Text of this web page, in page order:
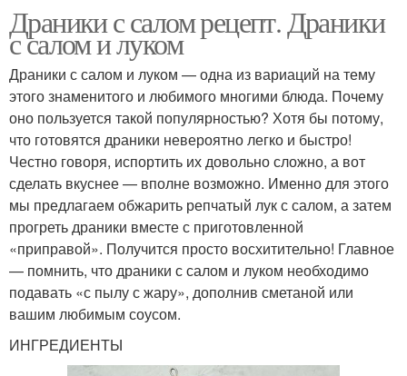
Драники с салом рецепт. Драники
с салом и луком
Драники с салом и луком — одна из вариаций на тему
этого знаменитого и любимого многими блюда. Почему
оно пользуется такой популярностью? Хотя бы потому,
что готовятся драники невероятно легко и быстро!
Честно говоря, испортить их довольно сложно, а вот
сделать вкуснее — вполне возможно. Именно для этого
мы предлагаем обжарить репчатый лук с салом, а затем
прогреть драники вместе с приготовленной
«приправой». Получится просто восхитительно! Главное
— помнить, что драники с салом и луком необходимо
подавать «с пылу с жару», дополнив сметаной или
вашим любимым соусом.
ИНГРЕДИЕНТЫ